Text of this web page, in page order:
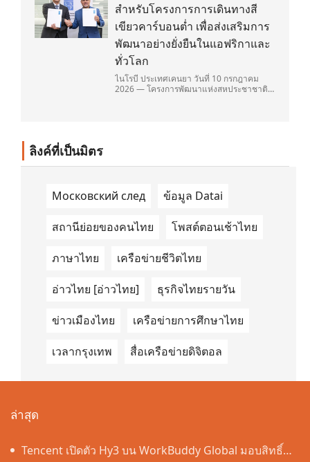
สำหรับโครงการการเดินทางสี
เขียวคาร์บอนต่ำ เพื่อส่งเสริมการ
พัฒนาอย่างยั่งยืนในแอฟริกาและ
ทั่วโลก
ไนโรบี ประเทศเคนยา วันที่ 10 กรกฎาคม
2026 — โครงการพัฒนาแห่งสหประชาชาติ
ลิงค์ที่เป็นมิตร
Московский след ข้อมูล Datai
สถานีย่อยของคนไทย โพสต์ตอนเช้าไทย
ภาษาไทย เครือข่ายชีวิตไทย
อ่าวไทย [อ่าวไทย] ธุรกิจไทยรายวัน
ข่าวเมืองไทย เครือข่ายการศึกษาไทย
เวลากรุงเทพ สื่อเครือข่ายดิจิตอล
ล่าสุด
Tencent เปิดตัว Hy3 บน WorkBuddy Global มอบสิทธิ์